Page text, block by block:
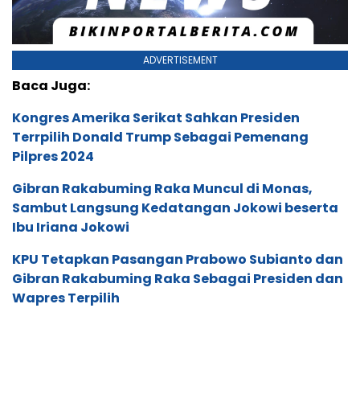
ADVERTISEMENT
Baca Juga:
Kongres Amerika Serikat Sahkan Presiden
Terrpilih Donald Trump Sebagai Pemenang
Pilpres 2024
Gibran Rakabuming Raka Muncul di Monas,
Sambut Langsung Kedatangan Jokowi beserta
Ibu Iriana Jokowi
KPU Tetapkan Pasangan Prabowo Subianto dan
Gibran Rakabuming Raka Sebagai Presiden dan
Wapres Terpilih